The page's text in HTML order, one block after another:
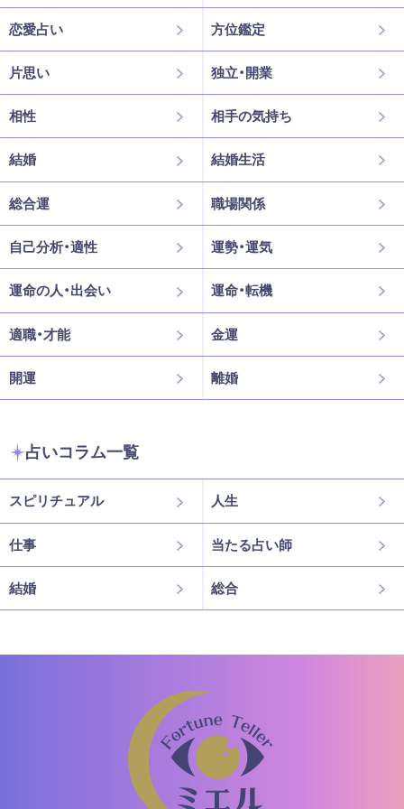
恋愛占い 方位鑑定
片思い 独立・開業
相性 相手の気持ち
結婚 結婚生活
総合運 職場関係
自己分析・適性 運勢・運気
運命の人・出会い 運命・転機
適職・才能 金運
開運 離婚
占いコラム一覧
スピリチュアル 人生
仕事 当たる占い師
結婚 総合